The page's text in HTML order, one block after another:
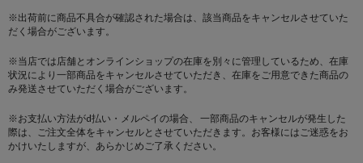
※出荷前に商品不具合が確認された場合は、該当商品をキャンセルさせていた
だく場合がございます。
※当店では店舗とオンラインショップの在庫を別々に管理しているため、在庫
状況により一部商品をキャンセルさせていただき、在庫をご用意できた商品の
み発送させていただく場合がございます。
※お支払い方法がd払い・メルペイの場合、 一部商品のキャンセルが発生した
際は、ご注文全体をキャンセルとさせていただきます。お客様にはご迷惑をお
かけいたしますが、あらかじめご了承ください。